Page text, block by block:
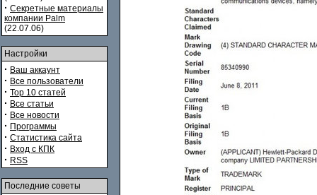
· Секретные материалы
компании Palm
(22.07.06)
Настройки
· Ваш аккаунт
· Все пользователи
· Top 10 статей
· Все статьи
· Все новости
· Программы
· Статистика сайта
· Вход с КПК
· RSS
Последние советы